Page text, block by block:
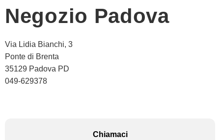
Negozio Padova
Via Lidia Bianchi, 3
Ponte di Brenta
35129 Padova PD
049-629378
Chiamaci